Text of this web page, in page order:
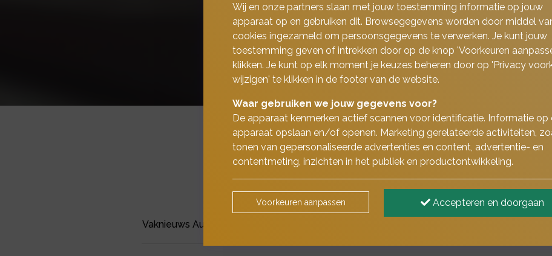
2026
Vaknieuws Augustus 2026
Wij en onze partners slaan met jouw toestemming informatie op jouw
apparaat op en gebruiken dit. Browsegegevens worden door middel
cookies ingezameld om persoonsgegevens te verwerken. Je kunt jouw
toestemming geven of intrekken door op de knop 'Voorkeuren
klikken. Je kunt op elk moment je keuzes beheren door op 'Privacy
wijzigen' te klikken in de footer van de website.
Waar gebruiken we jouw gegevens voor?
De apparaat kenmerken actief scannen voor identificatie. Informatie op
apparaat opslaan en/of openen. Marketing gerelateerde activiteiten,
tonen van gepersonaliseerde advertenties en content, advertentie- en
contentmeting, inzichten in het publiek en productontwikkeling.
Voorkeuren aanpassen Accepteren en doorgaan